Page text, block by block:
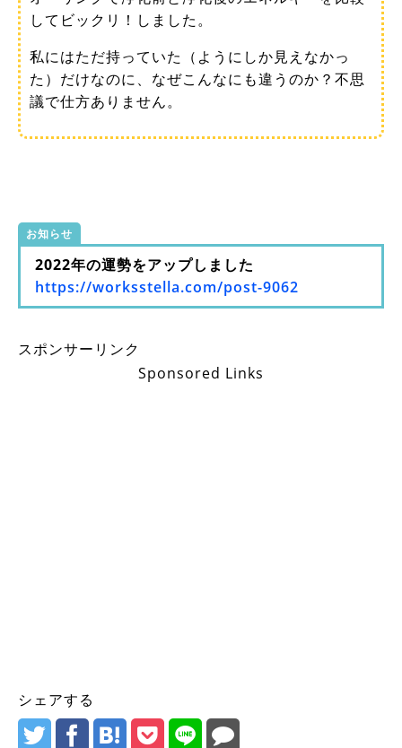
してビックリ！しました。
私にはただ持っていた（ようにしか見えなかっ
た）だけなのに、なぜこんなにも違うのか？不思
議で仕方ありません。
お知らせ
2022年の運勢をアップしました
https://worksstella.com/post-9062
スポンサーリンク
Sponsored Links
シェアする